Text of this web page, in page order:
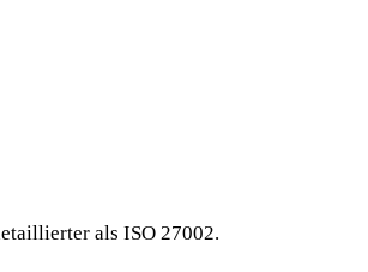
als ISO 27002.